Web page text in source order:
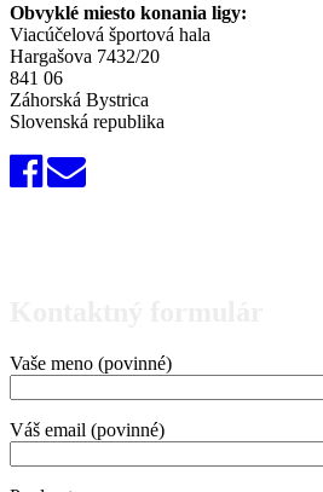
Obvyklé miesto konania ligy:
Viacúčelová športová hala
Hargašova 7432/20
841 06
Záhorská Bystrica
Slovenská republika
Vaše meno (povinné)
Váš email (povinné)